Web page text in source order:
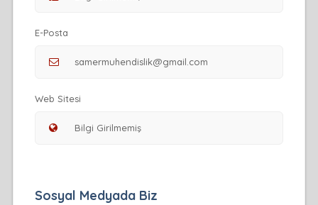
E-Posta
Web Sitesi
Sosyal Medyada Biz